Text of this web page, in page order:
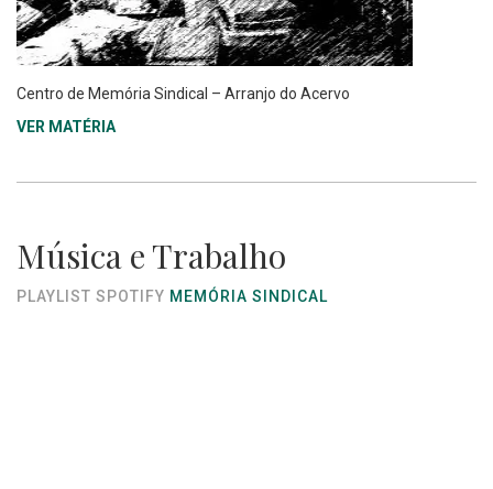
Centro de Memória Sindical – Arranjo do Acervo
VER MATÉRIA
Música e Trabalho
PLAYLIST SPOTIFY MEMÓRIA SINDICAL